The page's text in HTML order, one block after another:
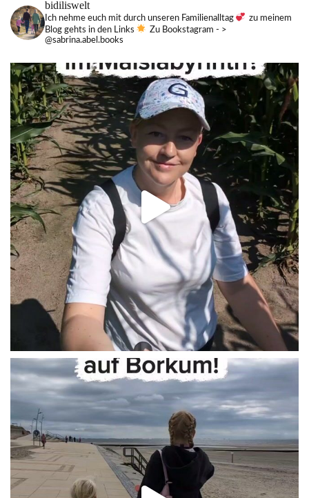
bidiliswelt
Ich nehme euch mit durch unseren Familienalltag
zu meinem
Blog gehts in den Links
Zu Bookstagram - >
@sabrina.abel.books